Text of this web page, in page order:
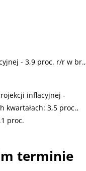
- 3,9 proc. r/r w br.,
inflacyjnej -
kwartałach: 3,5 proc.,
proc.
terminie